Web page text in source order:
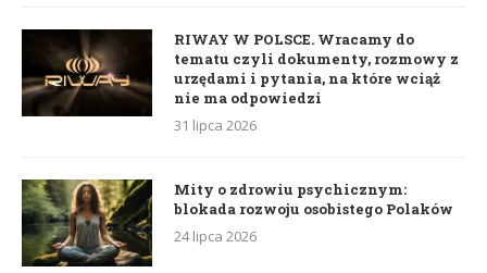
RIWAY W POLSCE. Wracamy do
tematu czyli dokumenty, rozmowy z
urzędami i pytania, na które wciąż
nie ma odpowiedzi
31 lipca 2026
Mity o zdrowiu psychicznym:
blokada rozwoju osobistego Polaków
24 lipca 2026